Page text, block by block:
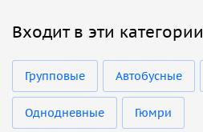
Входит в эти категории
Групповые Автобусные
Однодневные Гюмри